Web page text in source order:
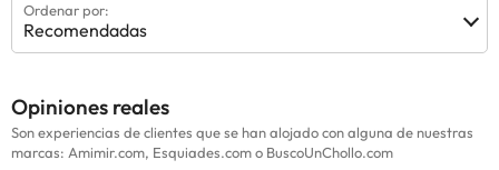
Ordenar por:
Recomendadas
Opiniones reales
Son experiencias de clientes que se han alojado con alguna de nuestras
marcas: Amimir.com, Esquiades.com o BuscoUnChollo.com